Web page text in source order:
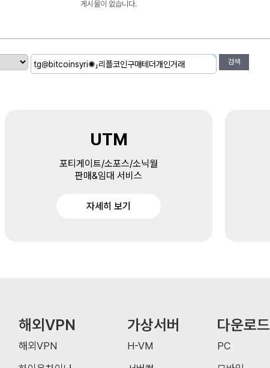
게시물이 없습니다.
검색
UTM
포티게이트/소포스/소닉월
판매&임대 서비스
자세히 보기
해외VPN
해외VPN
가상서버
H-VM
다운로드
PC